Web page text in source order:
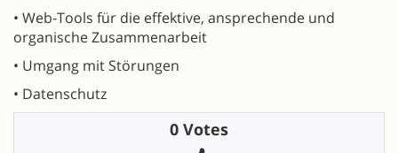
• Web-Tools für die effektive, ansprechende und
organische Zusammenarbeit
• Umgang mit Störungen
• Datenschutz
0 Votes